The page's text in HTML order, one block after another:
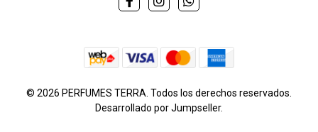
© 2026 PERFUMES TERRA. Todos los derechos reservados.
Desarrollado por Jumpseller.